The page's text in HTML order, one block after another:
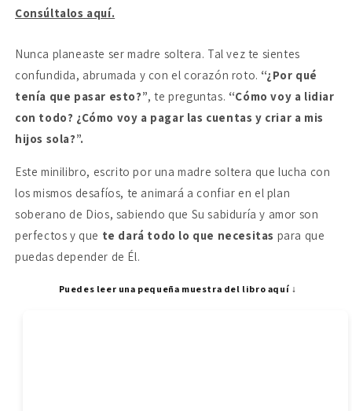
Consúltalos aquí.
Nunca planeaste ser madre soltera. Tal vez te sientes
confundida, abrumada y con el corazón roto. “¿Por qué
tenía que pasar esto?”, te preguntas. “Cómo voy a lidiar
con todo? ¿Cómo voy a pagar las cuentas y criar a mis
hijos sola?”.
Este minilibro, escrito por una madre soltera que lucha con
los mismos desafíos, te animará a confiar en el plan
soberano de Dios, sabiendo que Su sabiduría y amor son
perfectos y que te dará todo lo que necesitas para que
puedas depender de Él.
Puedes leer una pequeña muestra del libro aquí ↓